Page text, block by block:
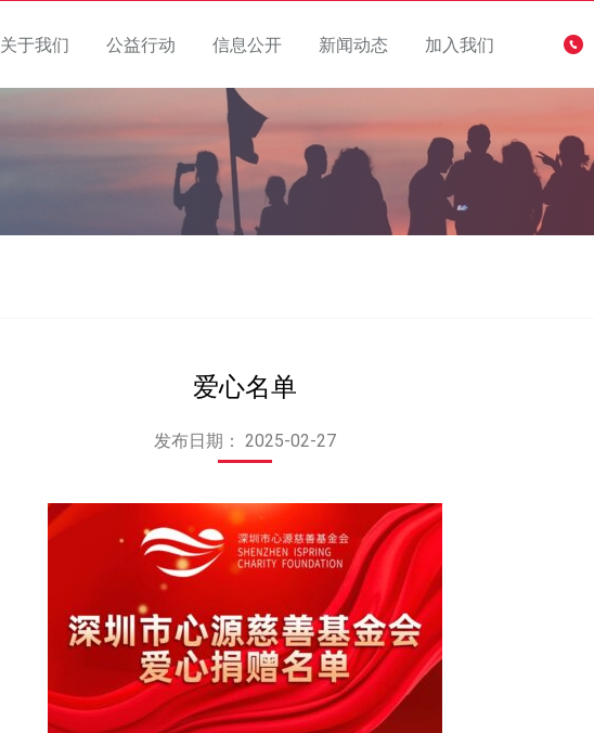
关于我们 公益行动 信息公开 新闻动态 加入我们
爱心名单
发布日期： 2025-02-27